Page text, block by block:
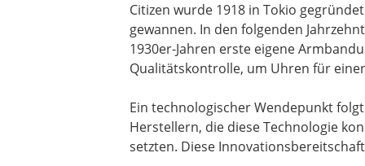
Citizen wurde 1918 in Tokio
gewannen. In den folgenden
1930er-Jahren erste eigene
Qualitätskontrolle, um Uhren für
Ein technologischer Wendepunkt
Herstellern, die diese Technologie
setzten. Diese